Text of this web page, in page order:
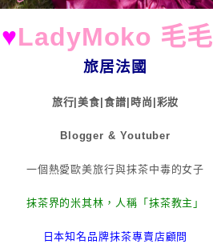
♥LadyMoko 毛毛
旅居法國
旅行|美食|食譜|時尚|彩妝
Blogger & Youtuber
一個熱愛歐美旅行與抹茶中毒的女子
抹茶界的米其林，人稱「抹茶教主」
日本知名品牌抹茶專賣店顧問